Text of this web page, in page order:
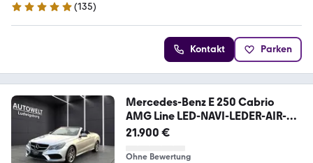
4.8 Sterne
(135)
Kontakt Parken
Mercedes-Benz E 250 Cabrio
AMG Line LED-NAVI-LEDER-AIR-
PDC-ALU
21.900 €
Ohne Bewertung